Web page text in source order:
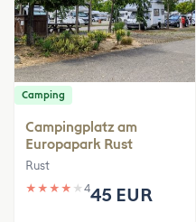
Camping
Campingplatz am
Europapark Rust
Rust
★ ★ ★ ★ ★ 445 EUR